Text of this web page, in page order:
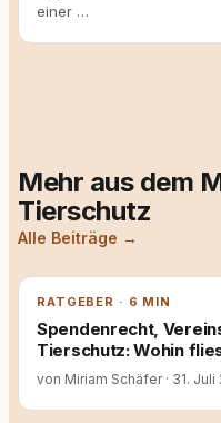
einer …
Mehr aus dem
Tierschutz
Alle Beiträge →
RATGEBER · 6 MIN
Spendenrecht,
Tierschutz: Wohin
von Miriam Schäfer · 31. Juli